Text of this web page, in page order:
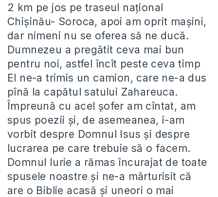
2 km pe jos pe traseul național
Chișinău- Soroca, apoi am oprit mașini,
dar nimeni nu se oferea să ne ducă.
Dumnezeu a pregătit ceva mai bun
pentru noi, astfel încît peste ceva timp
El ne-a trimis un camion, care ne-a dus
pînă la capătul satului Zahareuca.
Împreună cu acel șofer am cîntat, am
spus poezii și, de asemeanea, i-am
vorbit despre Domnul Isus și despre
lucrarea pe care trebuie să o facem.
Domnul Iurie a rămas încurajat de toate
spusele noastre și ne-a mărturisit că
are o Biblie acasă și uneori o mai